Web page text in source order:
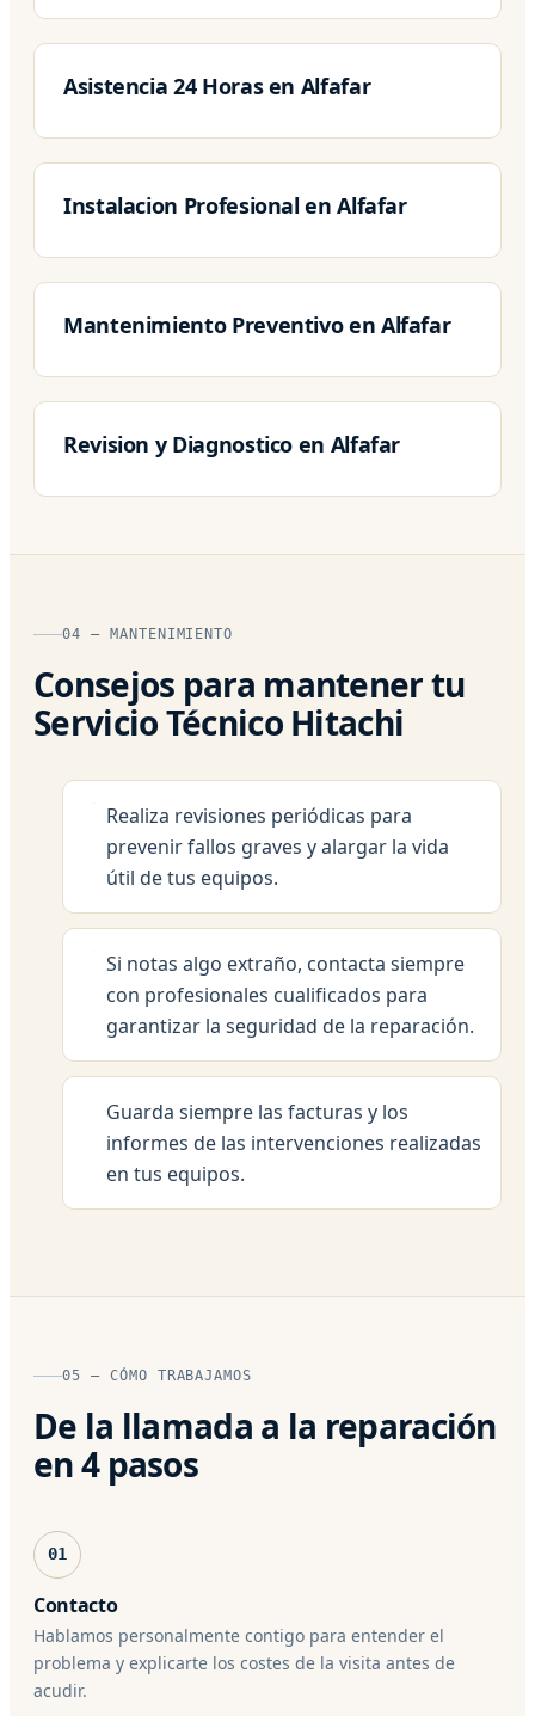
Asistencia 24 Horas en Alfafar
Instalacion Profesional en Alfafar
Mantenimiento Preventivo en Alfafar
Revision y Diagnostico en Alfafar
04 — MANTENIMIENTO
Consejos para mantener tu
Servicio Técnico Hitachi
Realiza revisiones periódicas para
prevenir fallos graves y alargar la vida
útil de tus equipos.
Si notas algo extraño, contacta siempre
con profesionales cualificados para
garantizar la seguridad de la reparación.
Guarda siempre las facturas y los
informes de las intervenciones realizadas
en tus equipos.
05 — CÓMO TRABAJAMOS
De la llamada a la reparación
en 4 pasos
01
Contacto
Hablamos personalmente contigo para entender el
problema y explicarte los costes de la visita antes de
acudir.